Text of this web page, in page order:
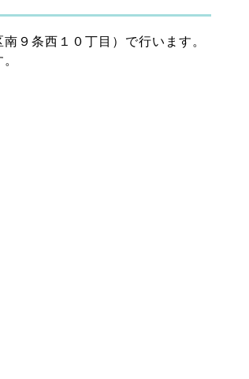
９条西１０丁目）で行います。